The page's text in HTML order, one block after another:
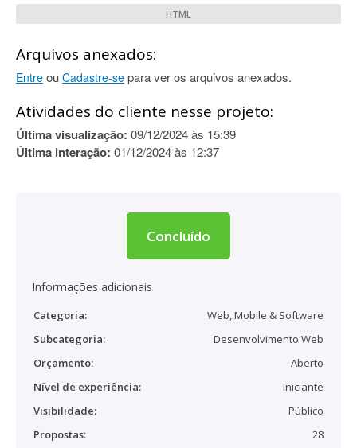
HTML
Arquivos anexados:
Entre ou Cadastre-se para ver os arquivos anexados.
Atividades do cliente nesse projeto:
Última visualização: 09/12/2024 às 15:39
Última interação: 01/12/2024 às 12:37
Concluído
Informações adicionais
Categoria:
Web, Mobile & Software
Subcategoria:
Desenvolvimento Web
Orçamento:
Aberto
Nível de experiência:
Iniciante
Visibilidade:
Público
Propostas:
28